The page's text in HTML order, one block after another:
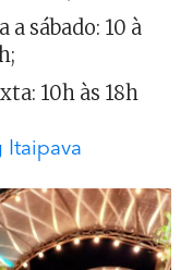
a sábado: 10 à
10h às 18h
Itaipava